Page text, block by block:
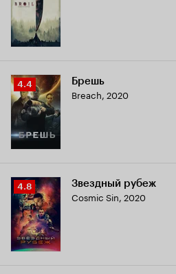
Рейтинг
Кинопоиска
4.4
4.4 Брешь
Breach, 2020
Рейтинг
Кинопоиска
4.8
4.8 Звездный рубеж
Cosmic Sin, 2020